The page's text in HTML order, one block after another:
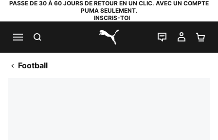
PASSE DE 30 À 60 JOURS DE RETOUR EN UN CLIC. AVEC UN COMPTE
PUMA SEULEMENT.
INSCRIS-TOI
PUMA.com
LIVE CHAT
MON
Football